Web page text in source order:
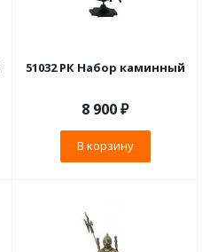
51032 РК Набор каминный
8 900₽
В корзину